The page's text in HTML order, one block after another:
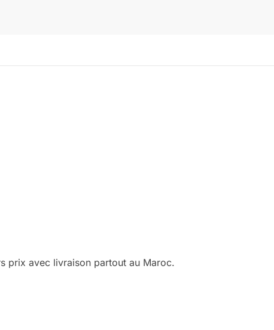
prix avec livraison partout au Maroc.